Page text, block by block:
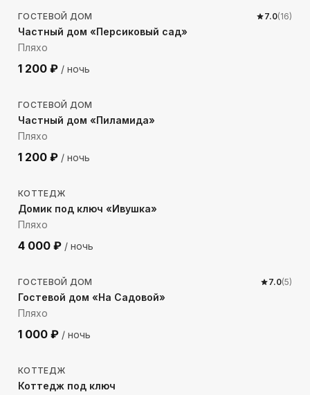
ГОСТЕВОЙ ДОМ 7.0(16)
Частный дом «Персиковый сад»
Пляхо
1 200 ₽ / ночь
912м до моря
ГОСТЕВОЙ ДОМ
Частный дом «Пиламида»
Пляхо
1 200 ₽ / ночь
806 м до моря
КОТТЕДЖ
Домик под ключ «Ивушка»
Пляхо
4 000 ₽ / ночь
2118м до моря
ГОСТЕВОЙ ДОМ 7.0(5)
Гостевой дом «На Садовой»
Пляхо
1 000 ₽ / ночь
1768 м до моря
КОТТЕДЖ
Коттедж под ключ